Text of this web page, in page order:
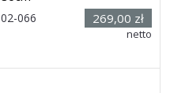
02-066 269,00 zł
netto
Dostawa: 28 dni